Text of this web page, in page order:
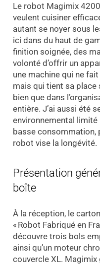
Le robot Magimix
veulent cuisiner
autant se noyer sous
ici dans du haut de
finition soignée, des
volonté d’offrir un
une machine qui ne
mais qui tient sa place
bien que dans
entière. J’ai aussi été
environnemental limité
basse consommation,
robot vise la longévité.
Présentation
boîte
À la réception, le
« Robot Fabriqué en
découvre trois bols
ainsi qu’un moteur
couvercle XL.